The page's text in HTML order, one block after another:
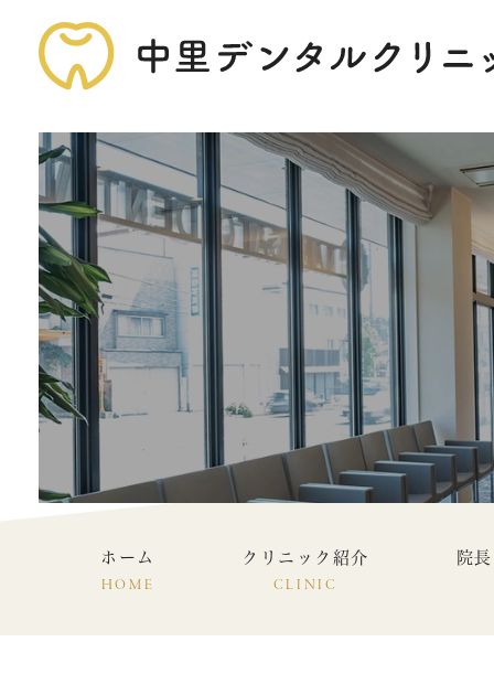
ホーム
HOME
クリニック紹介
CLINIC
院